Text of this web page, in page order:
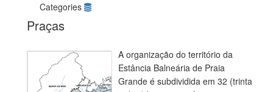
Categories
Praças
A organização do território da
Estância Balneária de Praia
Grande é subdividida em 32 (trinta